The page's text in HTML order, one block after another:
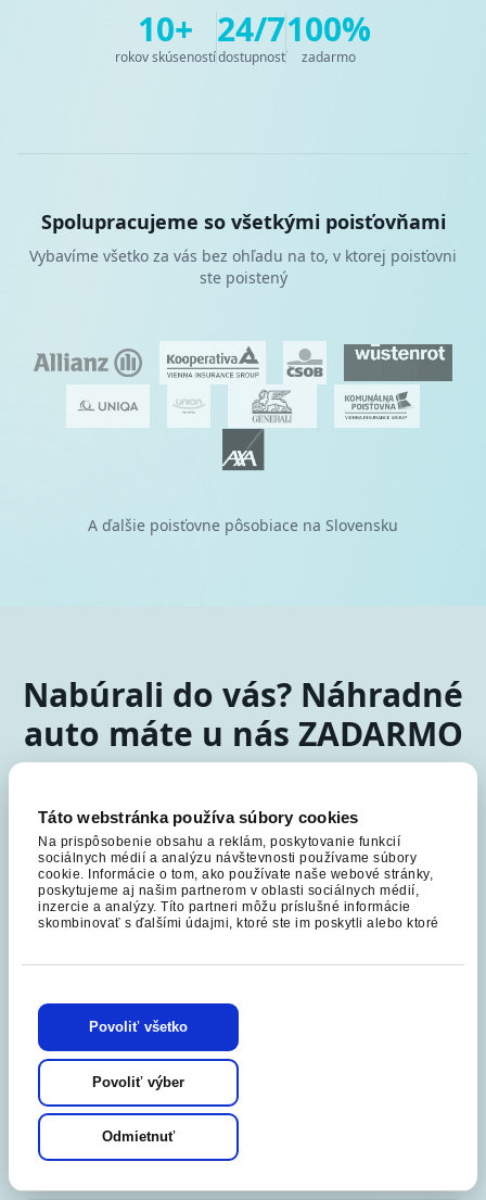
Táto webstránka používa súbory cookies
Na prispôsobenie obsahu a reklám, poskytovanie funkcií
sociálnych médií a analýzu návštevnosti používame súbory
cookie. Informácie o tom, ako používate naše webové stránky,
poskytujeme aj našim partnerom v oblasti sociálnych médií,
inzercie a analýzy. Títo partneri môžu príslušné informácie
skombinovať s ďalšími údajmi, ktoré ste im poskytli alebo ktoré
Povoliť všetko
Povoliť výber
Odmietnuť
10+
rokov skúseností
24/7
dostupnosť
100%
zadarmo
Spolupracujeme so všetkými poisťovňami
Vybavíme všetko za vás bez ohľadu na to, v ktorej poisťovni
ste poistený
A ďalšie poisťovne pôsobiace na Slovensku
Nabúrali do vás? Náhradné
auto máte u nás ZADARMO
Vybavíme to za vás v 3 jednoduchých
krokoch.
1. Zavolajte nám
Sme tu pre vás NONSTOP. Stačí zavolať hneď
po nehode a nahlásiť, čo sa stalo.